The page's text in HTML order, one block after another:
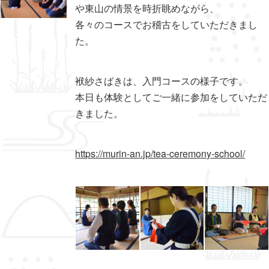
や東山の情景を時折眺めながら、
各々のコースでお稽古をしていただきまし
た。
袱紗さばきは、入門コースの様子です。
本日も体験としてご一緒に参加をしていただ
きました。
https://murin-an.jp/tea-ceremony-school/